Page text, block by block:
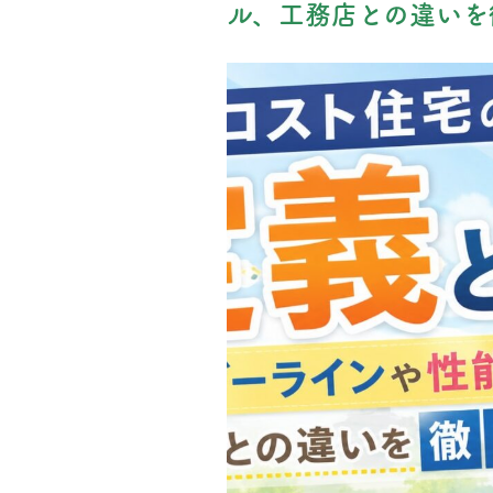
ル、工務店との違い